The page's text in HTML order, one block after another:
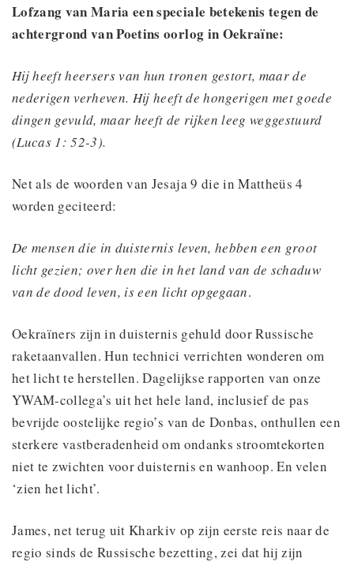
Lofzang van Maria een speciale betekenis tegen de
achtergrond van Poetins oorlog in Oekraïne:
Hij heeft heersers van hun tronen gestort, maar de
nederigen verheven. Hij heeft de hongerigen met goede
dingen gevuld, maar heeft de rijken leeg weggestuurd
(Lucas 1: 52-3).
Net als de woorden van Jesaja 9 die in Mattheüs 4
worden geciteerd:
De mensen die in duisternis leven, hebben een groot
licht gezien; over hen die in het land van de schaduw
van de dood leven, is een licht opgegaan.
Oekraïners zijn in duisternis gehuld door Russische
raketaanvallen. Hun technici verrichten wonderen om
het licht te herstellen. Dagelijkse rapporten van onze
YWAM-collega’s uit het hele land, inclusief de pas
bevrijde oostelijke regio’s van de Donbas, onthullen een
sterkere vastberadenheid om ondanks stroomtekorten
niet te zwichten voor duisternis en wanhoop. En velen
‘zien het licht’.
James, net terug uit Kharkiv op zijn eerste reis naar de
regio sinds de Russische bezetting, zei dat hij zijn